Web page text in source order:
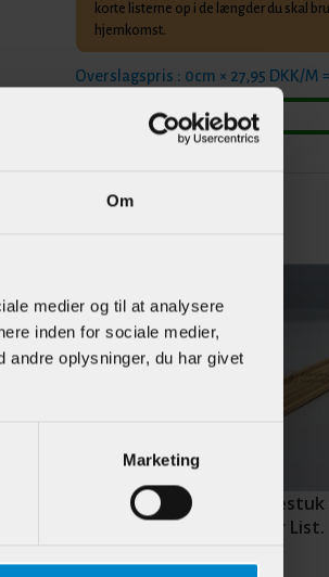
Om
medier og til at analysere
inden for sociale medier,
andre oplysninger, du har givet
Marketing
korte listerne op i de længder du skal
hjemkomst.
Overslagspris : 0cm × 27,95 DKK/M =
& staf - 15 x
mm Hvidmalet
mm Fyr List.